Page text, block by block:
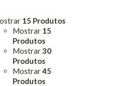
15 Produtos
Mostrar 15
Produtos
Mostrar30
Produtos
Mostrar45
Produtos